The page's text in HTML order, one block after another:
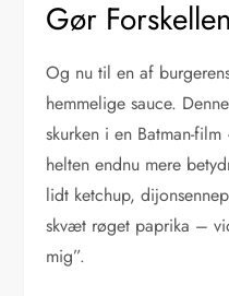
Gør Forskellen
Og nu til en af
hemmelige sauce.
skurken i en Batman-
helten endnu mere
lidt ketchup,
skvæt røget paprika –
mig”.